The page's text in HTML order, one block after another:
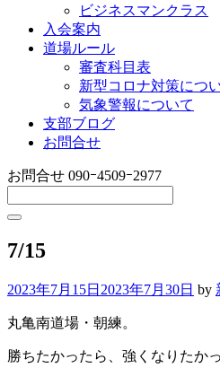
ビジネスマンクラス
入会案内
道場ルール
審査科目表
新型コロナ対策につ
気象警報について
支部ブログ
お問合せ
お問合せ 090ｰ4509ｰ2977
7/15
2023年7月15日 2023年7月30日 by
丸亀南道場・朝練。
勝ちたかったら、強くなりたか